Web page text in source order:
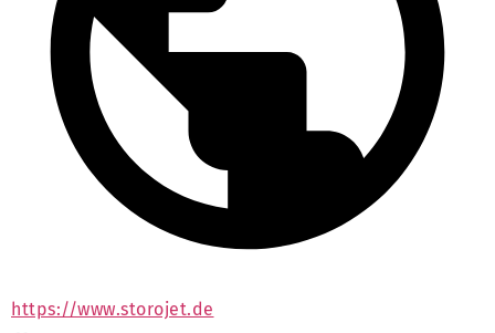
https://www.storojet.de